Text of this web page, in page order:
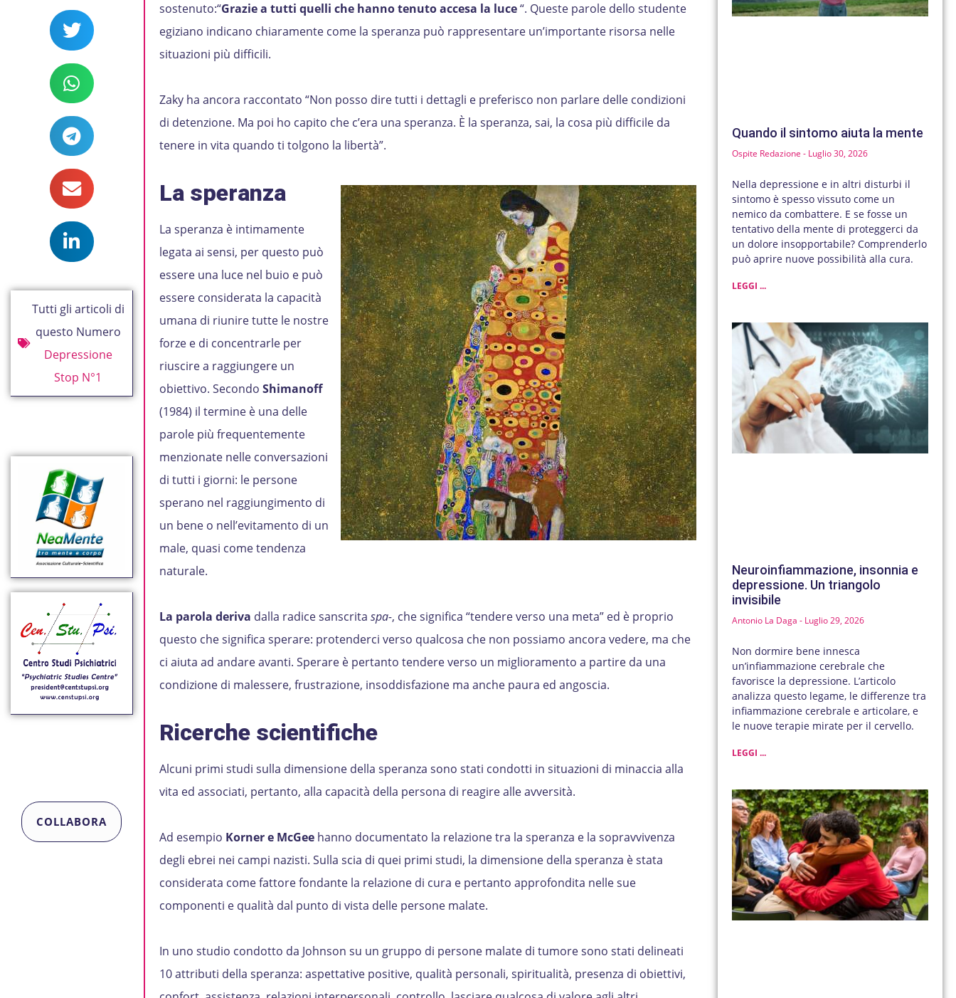
Tutti gli articoli di
questo Numero
Depressione
Stop N°1
COLLABORA
sostenuto:“Grazie a tutti quelli che hanno tenuto accesa la luce“. Queste parole dello studente
egiziano indicano chiaramente come la speranza può rappresentare un’importante risorsa nelle
situazioni più difficili.
Zaky ha ancora raccontato “Non posso dire tutti i dettagli e preferisco non parlare delle condizioni
di detenzione. Ma poi ho capito che c’era una speranza. È la speranza, sai, la cosa più difficile da
tenere in vita quando ti tolgono la libertà”.
La speranza
La speranza è intimamente
legata ai sensi, per questo può
essere una luce nel buio e può
essere considerata la capacità
umana di riunire tutte le nostre
forze e di concentrarle per
riuscire a raggiungere un
obiettivo. Secondo Shimanoff
(1984) il termine è una delle
parole più frequentemente
menzionate nelle conversazioni
di tutti i giorni: le persone
sperano nel raggiungimento di
un bene o nell’evitamento di un
male, quasi come tendenza
naturale.
La parola deriva dalla radice sanscrita spa-, che significa “tendere verso una meta” ed è proprio
questo che significa sperare: protenderci verso qualcosa che non possiamo ancora vedere, ma che
ci aiuta ad andare avanti. Sperare è pertanto tendere verso un miglioramento a partire da una
condizione di malessere, frustrazione, insoddisfazione ma anche paura ed angoscia.
Ricerche scientifiche
Alcuni primi studi sulla dimensione della speranza sono stati condotti in situazioni di minaccia alla
vita ed associati, pertanto, alla capacità della persona di reagire alle avversità.
Ad esempio Korner e McGee hanno documentato la relazione tra la speranza e la sopravvivenza
degli ebrei nei campi nazisti. Sulla scia di quei primi studi, la dimensione della speranza è stata
considerata come fattore fondante la relazione di cura e pertanto approfondita nelle sue
componenti e qualità dal punto di vista delle persone malate.
In uno studio condotto da Johnson su un gruppo di persone malate di tumore sono stati delineati
10 attributi della speranza: aspettative positive, qualità personali, spiritualità, presenza di obiettivi,
Quando il sintomo aiuta la mente
Ospite Redazione Luglio 30, 2026
Nella depressione e in altri disturbi il
sintomo è spesso vissuto come un
nemico da combattere. E se fosse un
tentativo della mente di proteggerci da
un dolore insopportabile? Comprenderlo
può aprire nuove possibilità alla cura.
LEGGI ...
Neuroinfiammazione, insonnia e
depressione. Un triangolo
invisibile
Antonio La Daga Luglio 29, 2026
Non dormire bene innesca
un’infiammazione cerebrale che
favorisce la depressione. L’articolo
analizza questo legame, le differenze tra
infiammazione cerebrale e articolare, e
le nuove terapie mirate per il cervello.
LEGGI ...